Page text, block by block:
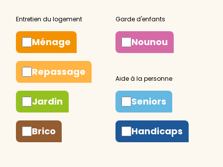
Ménage
Repassage
Jardin
Brico
Nounou
Seniors
Handicaps